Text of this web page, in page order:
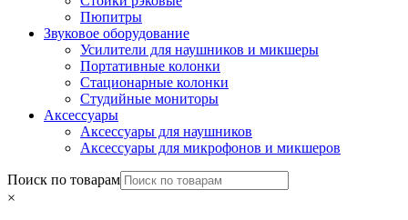
Пюпитры
Звуковое оборудование
Усилители для наушников и микшеры
Портативные колонки
Стационарные колонки
Студийные мониторы
Аксессуары
Аксессуары для наушников
Аксессуары для микрофонов и микшеров
Поиск по товарам
×